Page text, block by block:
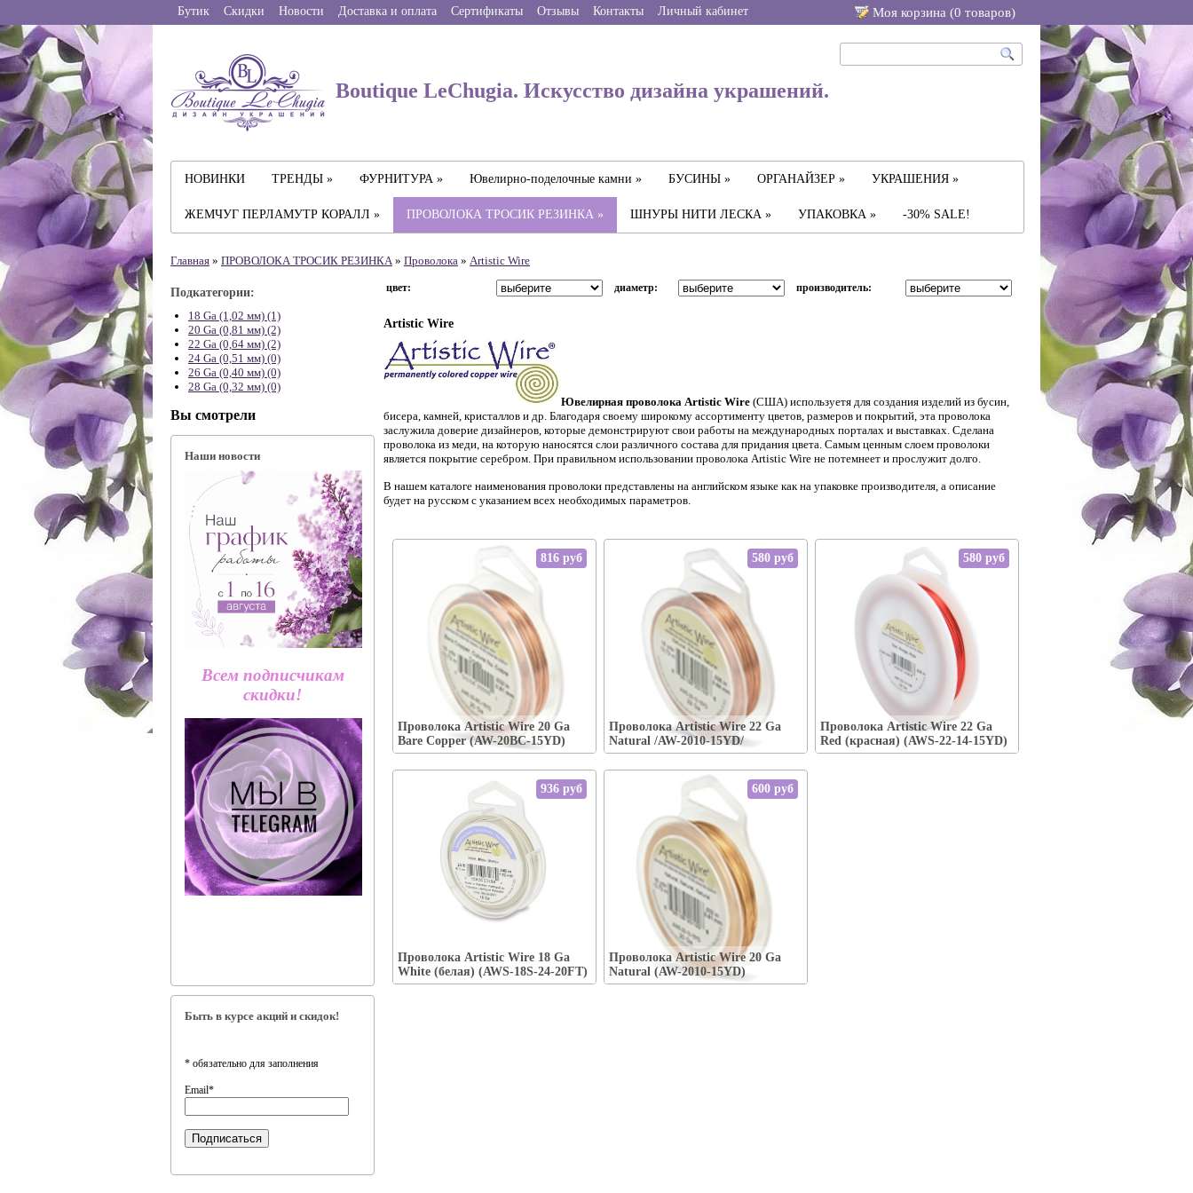
Бутик Скидки Новости Доставка и оплата Сертификаты Отзывы Контакты Личный кабинет Моя корзина (0 товаров)
Boutique LeChugia. Искусство дизайна украшений.
НОВИНКИ ТРЕНДЫ » ФУРНИТУРА » Ювелирно-поделочные камни » БУСИНЫ » ОРГАНАЙЗЕР » УКРАШЕНИЯ »
ЖЕМЧУГ ПЕРЛАМУТР КОРАЛЛ » ПРОВОЛОКА ТРОСИК РЕЗИНКА » ШНУРЫ НИТИ ЛЕСКА » УПАКОВКА » -30% SALE!
Главная » ПРОВОЛОКА ТРОСИК РЕЗИНКА» Проволока » Artistic Wire
Подкатегории:
18 Ga (1,02 мм) (1)
20 Ga (0,81 мм) (2)
22 Ga (0,64 мм) (2)
24 Ga (0,51 мм) (0)
26 Ga (0,40 мм) (0)
28 Ga (0,32 мм) (0)
Вы смотрели
Наши новости
Всем подписчикам
скидки!
Быть в курсе акций и скидок!
* обязательно для заполнения
Email*
цвет: диаметр: производитель:
Artistic Wire
Ювелирная проволока Artistic Wire (США) используетя для создания изделий из бусин,
бисера, камней, кристаллов и др. Благодаря своему широкому ассортименту цветов, размеров и покрытий, эта проволока
заслужила доверие дизайнеров, которые демонстрируют свои работы на международных порталах и выставках. Сделана
проволока из меди, на которую наносятся слои различного состава для придания цвета. Самым ценным слоем проволоки
является покрытие серебром. При правильном использовании проволока Artistic Wire не потемнеет и прослужит долго.
В нашем каталоге наименования проволоки представлены на английском языке как на упаковке производителя, а описание
будет на русском с указанием всех необходимых параметров.
Проволока Artistic Wire 20 Ga
Bare Copper (AW-20BC-15YD)
816 руб
есть-----
В корзину
Проволока Artistic Wire 22 Ga
Natural /AW-2010-15YD/
580 руб
есть
В корзину
Проволока Artistic Wire 22 Ga
Red (красная) (AWS-22-14-15YD)
580 руб
есть
В корзину
Проволока Artistic Wire 18 Ga
White (белая) (AWS-18S-24-20FT)
936 руб
В корзину
Проволока Artistic Wire 20 Ga
Natural (AW-2010-15YD)
600 руб
Упаковка:
есть-----
В корзину